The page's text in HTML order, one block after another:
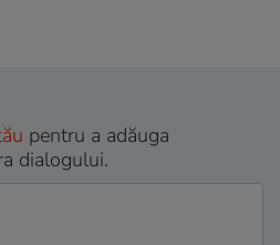
pentru a adăuga
dialogului.